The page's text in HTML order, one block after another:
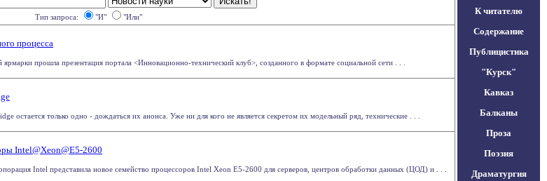
Тип запроса: "И" "Или"
процесса
прошла презентация портала <Инновационно-технический клуб>, созданного в формате социальной сети . . .
остается только одно - дождаться их анонса. Уже ни для кого не является секретом их модельный ряд, технические . . .
Intel@Xeon@E5-2600
Intel представила новое семейство процессоров Intel Xeon E5-2600 для серверов, центров обработки данных (ЦОД) и . . .
К читателю
Содержание
Публицистика
"Курск"
Кавказ
Балканы
Проза
Поэзия
Драматургия